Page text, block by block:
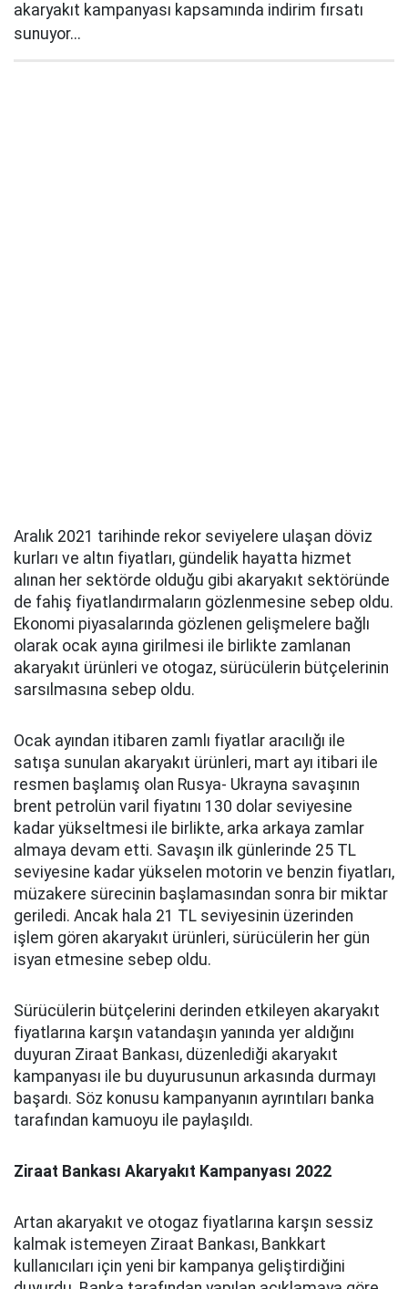
akaryakıt kampanyası kapsamında indirim fırsatı
sunuyor...
Aralık 2021 tarihinde rekor seviyelere ulaşan döviz
kurları ve altın fiyatları, gündelik hayatta hizmet
alınan her sektörde olduğu gibi akaryakıt sektöründe
de fahiş fiyatlandırmaların gözlenmesine sebep oldu.
Ekonomi piyasalarında gözlenen gelişmelere bağlı
olarak ocak ayına girilmesi ile birlikte zamlanan
akaryakıt ürünleri ve otogaz, sürücülerin bütçelerinin
sarsılmasına sebep oldu.
Ocak ayından itibaren zamlı fiyatlar aracılığı ile
satışa sunulan akaryakıt ürünleri, mart ayı itibari ile
resmen başlamış olan Rusya- Ukrayna savaşının
brent petrolün varil fiyatını 130 dolar seviyesine
kadar yükseltmesi ile birlikte, arka arkaya zamlar
almaya devam etti. Savaşın ilk günlerinde 25 TL
seviyesine kadar yükselen motorin ve benzin fiyatları,
müzakere sürecinin başlamasından sonra bir miktar
geriledi. Ancak hala 21 TL seviyesinin üzerinden
işlem gören akaryakıt ürünleri, sürücülerin her gün
isyan etmesine sebep oldu.
Sürücülerin bütçelerini derinden etkileyen akaryakıt
fiyatlarına karşın vatandaşın yanında yer aldığını
duyuran Ziraat Bankası, düzenlediği akaryakıt
kampanyası ile bu duyurusunun arkasında durmayı
başardı. Söz konusu kampanyanın ayrıntıları banka
tarafından kamuoyu ile paylaşıldı.
Ziraat Bankası Akaryakıt Kampanyası 2022
Artan akaryakıt ve otogaz fiyatlarına karşın sessiz
kalmak istemeyen Ziraat Bankası, Bankkart
kullanıcıları için yeni bir kampanya geliştirdiğini